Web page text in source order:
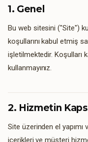
1. Genel
Bu web sitesini ("Site")
koşullarını kabul etmiş
işletilmektedir. Koşulları
kullanmayınız.
2. Hizmetin
Site üzerinden el yapımı
içerikleri ve müşteri